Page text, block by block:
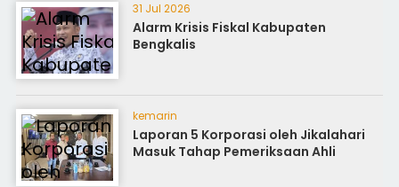
31 Jul 2026
Alarm Krisis Fiskal Kabupaten
Bengkalis
kemarin
Laporan 5 Korporasi oleh Jikalahari
Masuk Tahap Pemeriksaan Ahli